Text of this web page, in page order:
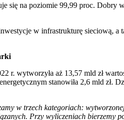
się na poziomie 99,99 proc.
w infrastrukturę sieciową, a
r. wytworzyła aż 13,57 mld zł
stanowiła 2,6 mld zł.
w trzech kategoriach:
Przy wyliczeniach bierzemy